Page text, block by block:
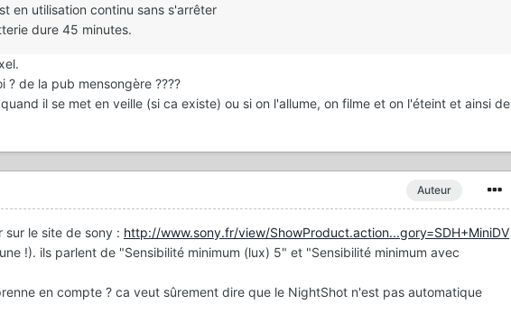
en utilisation continu sans s'arrêter
dure 45 minutes.
? de la pub mensongère ????
il se met en veille (si ca existe) ou si on l'allume, on filme et on l'éteint et ainsi de
Auteur
sur le site de sony : http://www.sony.fr/view/ShowProduct.action...gory=SDH+MiniDV
!). ils parlent de "Sensibilité minimum (lux) 5" et "Sensibilité minimum avec
en compte ? ca veut sûrement dire que le NightShot n'est pas automatique